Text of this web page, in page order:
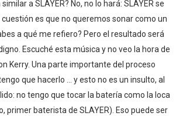
a SLAYER? No, no lo hará: SLAYER se
cuestión es que no queremos sonar como un
a qué me refiero? Pero el resultado será
Escuché esta música y no veo la hora de
Kerry. Una parte importante del proceso
que hacerlo ... y esto no es un insulto, al
no tengo que tocar la batería como la loca
primer baterista de SLAYER). Eso puede ser